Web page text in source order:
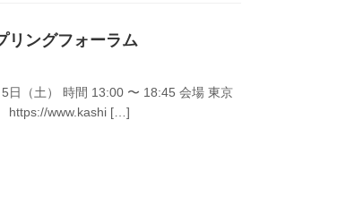
リングフォーラム
（土） 時間 13:00 〜 18:45 会場 東京
https://www.kashi […]